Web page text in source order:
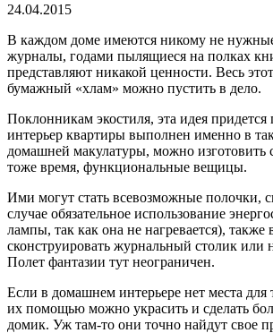
24.04.2015
В каждом доме имеются никому не
журналы, годами пылящиеся на полках
представляют никакой ценности. Весь
бумажный «хлам» можно пустить в дело.
Поклонникам экостиля, эта идея
интерьер квартиры выполнен именно в
домашней макулатуры, можно изготовить
тоже время, функциональные вещицы.
Ими могут стать всевозможные полочки,
случае обязательное использование
лампы, так как она не нагревается), также
сконструировать журнальный столик или
Полет фантазии тут неограничен.
Если в домашнем интерьере нет места для
их помощью можно украсить и сделать
домик. Уж там-то они точно найдут свое